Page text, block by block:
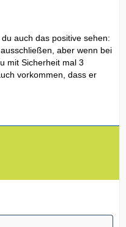
auch das positive sehen:
aber wenn bei
mit Sicherheit mal 3
vorkommen, dass er